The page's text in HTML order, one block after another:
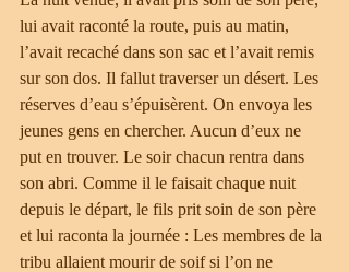
lui avait raconté la route, puis au matin,
l’avait recaché dans son sac et l’avait remis
sur son dos. Il fallut traverser un désert. Les
réserves d’eau s’épuisèrent. On envoya les
jeunes gens en chercher. Aucun d’eux ne
put en trouver. Le soir chacun rentra dans
son abri. Comme il le faisait chaque nuit
depuis le départ, le fils prit soin de son père
et lui raconta la journée : Les membres de la
tribu allaient mourir de soif si l’on ne